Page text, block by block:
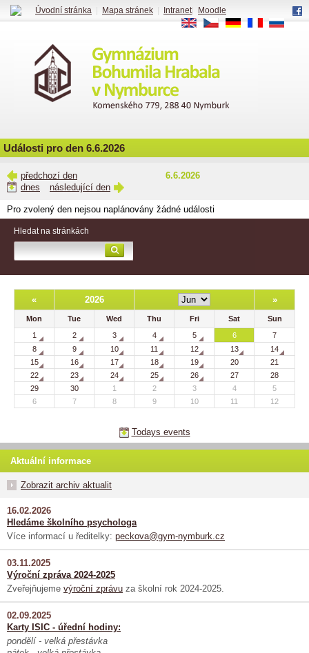
Události pro den 6.6.2026
předchozí den
6.6.2026
dnes
následující den
Pro zvolený den nejsou naplánovány žádné události
Hledat na stránkách
« 2026 »
Mon Tue Wed Thu Fri Sat
Sun
1
2 3 4 5 6
7
8
9 10 11 12 13
14
15
16 17 18 19 20
21
22
23 24 25 26 27
28
29
30 1 2 3 4
5
6
7 8 9 10 11 12
Todays events
Aktuální informace
Zobrazit archiv aktualit
16.02.2026
Hledáme školního psychologa
Více informací u ředitelky: peckova@gym-nymburk.cz
03.11.2025
Výroční zpráva 2024-2025
Zveřejňujeme výroční zprávu za školní rok 2024-2025.
02.09.2025
Karty ISIC - úřední hodiny:
pondělí - velká přestávka
Úvodní stránka Mapa stránek Intranet|
Moodle
EN
CS DE FR RU